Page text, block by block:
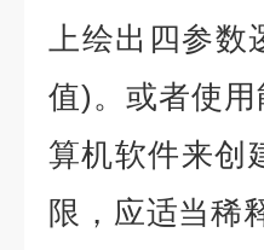
上绘出四参数
值)。或者使
算机软件来创
限，应适当稀